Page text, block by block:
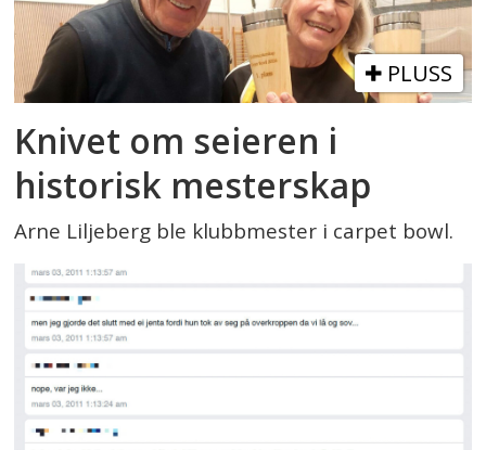
PLUSS
Knivet om seieren i
historisk mesterskap
Arne Liljeberg ble klubbmester i carpet bowl.